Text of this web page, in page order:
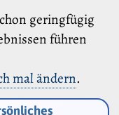
geringfügig
führen
mal ändern.